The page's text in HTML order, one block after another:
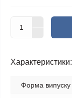
Характеристики:
Форма випуску